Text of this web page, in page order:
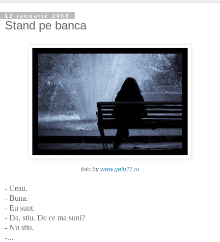
12 ianuarie 2008
Stand pe banca
foto bywww.gelu11.ro
- Ceau.
- Buna.
- Eu sunt.
- Da, stiu. De ce ma suni?
- Nu stiu.
-...